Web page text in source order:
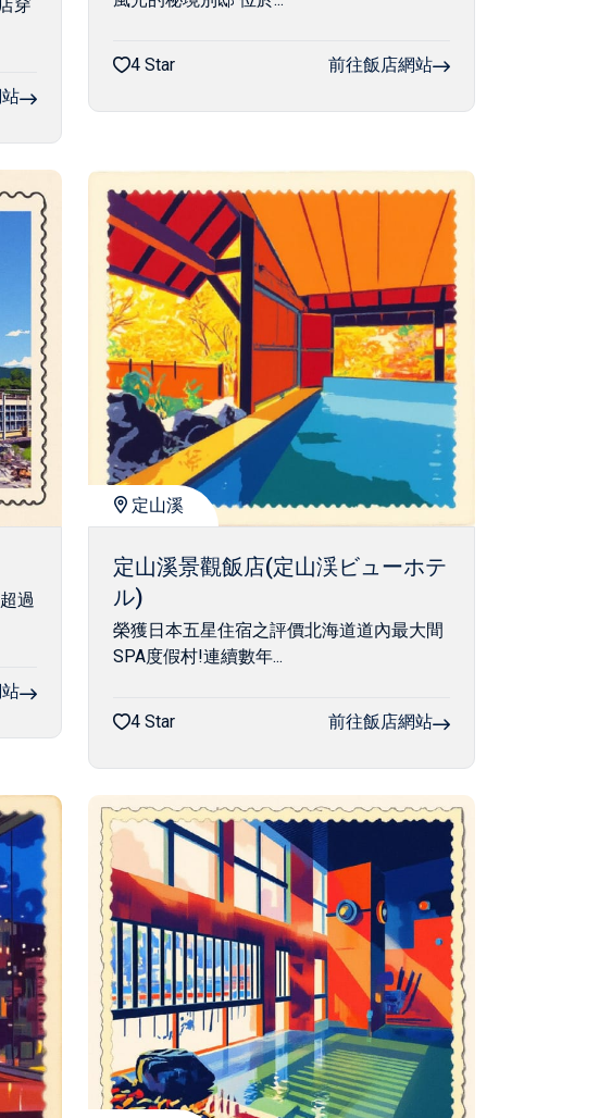
穿
4 Star 前往飯店網站
過
定山溪
定山溪景觀飯店(定山渓ビューホテ
ル)
榮獲日本五星住宿之評價北海道道內最大間
SPA度假村!連續數年...
4 Star 前往飯店網站